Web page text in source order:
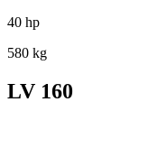
40 hp
580 kg
LV 160